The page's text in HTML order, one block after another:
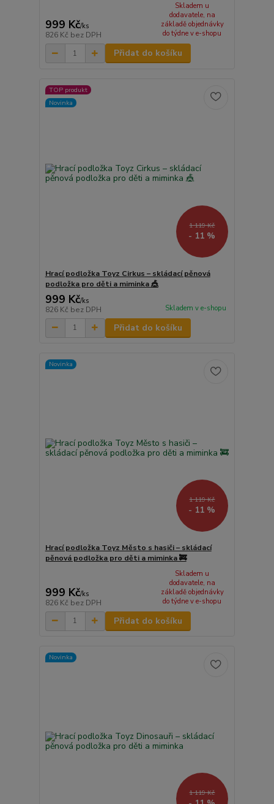
999 Kč/ks
826 Kč bez DPH
Skladem u
dodavatele, na
základě objednávky
do týdne v e-shopu
Přidat do košíku
TOP produkt
Novinka
1 119 Kč
- 11 %
Hrací podložka Toyz Cirkus – skládací pěnová
podložka pro děti a miminka 🎪
999 Kč/ks
826 Kč bez DPH Skladem v e-shopu
Přidat do košíku
Novinka
1 119 Kč
- 11 %
Hrací podložka Toyz Město s hasiči – skládací
pěnová podložka pro děti a miminka 🚒
999 Kč/ks
826 Kč bez DPH
Skladem u
dodavatele, na
základě objednávky
do týdne v e-shopu
Přidat do košíku
Novinka
1 119 Kč